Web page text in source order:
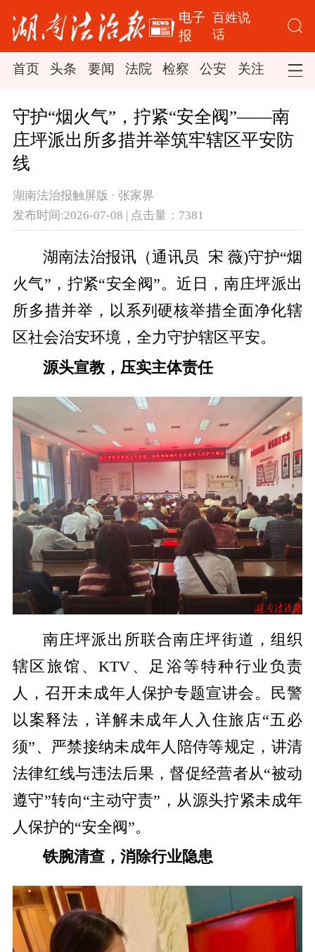
电子
报
百姓说
话
首页 头条 要闻 法院 检察 公安 关注 司法
守护“烟火气”，拧紧“安全阀”——南
庄坪派出所多措并举筑牢辖区平安防
线
湖南法治报触屏版 · 张家界
发布时间:2026-07-08 | 点击量：7381
湖南法治报讯（通讯员 宋 薇)守护“烟
火气”，拧紧“安全阀”。近日，南庄坪派出
所多措并举，以系列硬核举措全面净化辖
区社会治安环境，全力守护辖区平安。
源头宣教，压实主体责任
南庄坪派出所联合南庄坪街道，组织
辖区旅馆、KTV、足浴等特种行业负责
人，召开未成年人保护专题宣讲会。民警
以案释法，详解未成年人入住旅店“五必
须”、严禁接纳未成年人陪侍等规定，讲清
法律红线与违法后果，督促经营者从“被动
遵守”转向“主动守责”，从源头拧紧未成年
人保护的“安全阀”。
铁腕清查，消除行业隐患